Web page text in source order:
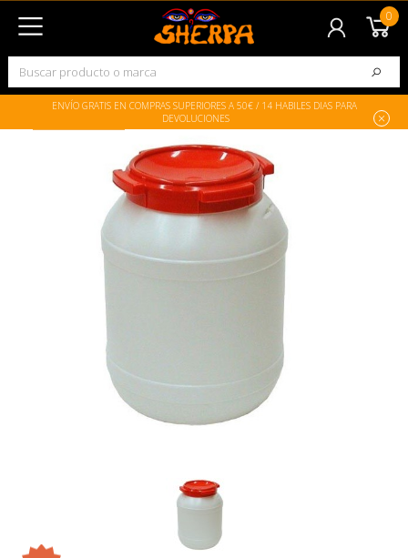
ENVÍO GRATIS EN COMPRAS SUPERIORES A 50€ / 14 HABILES DIAS PARA
DEVOLUCIONES
0